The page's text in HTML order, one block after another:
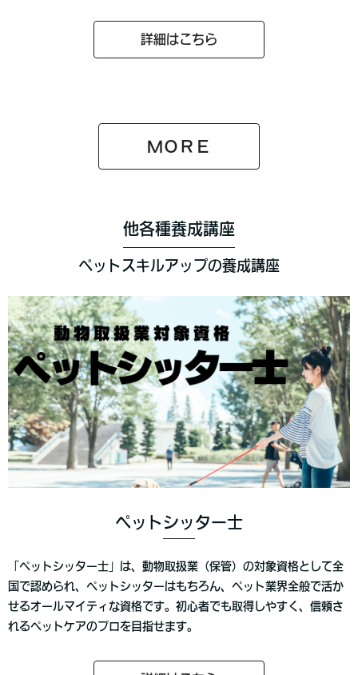
詳細はこちら
ＭＯＲＥ
他各種養成講座
ペットスキルアップの養成講座
ペットシッター士
「ペットシッター士」は、動物取扱業（保管）の対象資格として全
国で認められ、ペットシッターはもちろん、ペット業界全般で活か
せるオールマイティな資格です。初心者でも取得しやすく、信頼さ
れるペットケアのプロを目指せます。